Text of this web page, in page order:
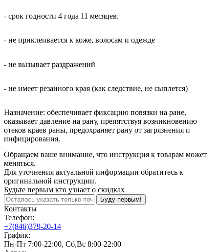
- срок годности 4 года 11 месяцев.
- не приклеивается к коже, волосам и одежде
- не вызывает раздражений
- не имеет резанного края (как следствие, не сыплется)
Назначение: обеспечивает фиксацию повязки на ране,
оказывает давление на рану, препятствуя возникновению
отеков краев раны, предохраняет рану от загрязнения и
инфицирования.
Обращаем ваше внимание, что инструкция к товарам может
меняться.
Для уточнения актуальной информации обратитесь к
оригинальной инструкции.
Будьте первым кто узнает о скидках
Буду первым!
Контакты
Телефон:
+7(846)379-20-14
График:
Пн-Пт 7:00-22:00, Сб,Вс 8:00-22:00